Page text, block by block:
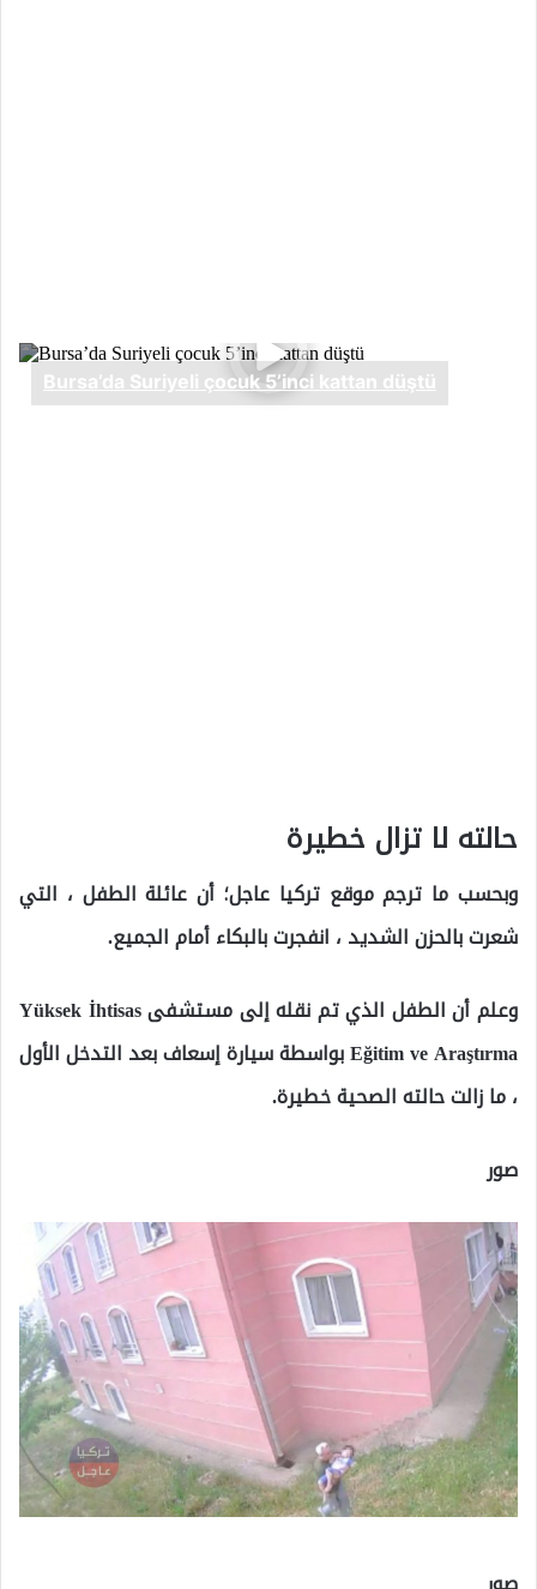
حالته لا تزال خطيرة
وبحسب ما ترجم موقع تركيا عاجل؛ أن عائلة الطفل ، التي
شعرت بالحزن الشديد ، انفجرت بالبكاء أمام الجميع.
وعلم أن الطفل الذي تم نقله إلى مستشفى Yüksek İhtisas
Eğitim ve Araştırma بواسطة سيارة إسعاف بعد التدخل الأول
، ما زالت حالته الصحية خطيرة.
صور